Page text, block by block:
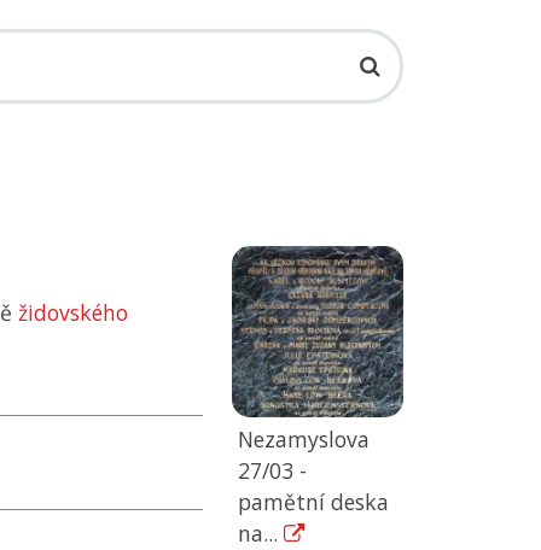
židovského
Nezamyslova
27/03 -
pamětní deska
na...